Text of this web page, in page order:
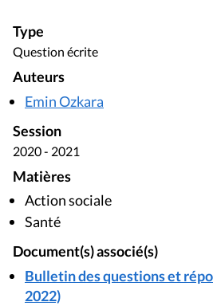
Type
Question écrite
Auteurs
Emin Ozkara
Session
2020 - 2021
Matières
Action sociale
Santé
Document(s) associé(s)
Bulletin des questions et
2022)